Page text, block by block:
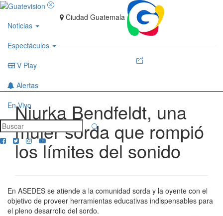
Noticias
Espectáculos
GTV Play
Alertas
En Vivo
Ciudad Guatemala
Niurka Bendfeldt, una
mujer sorda que rompió
los límites del sonido
En ASEDES se atiende a la comunidad sorda y la oyente con el
objetivo de proveer herramientas educativas indispensables para
el pleno desarrollo del sordo.